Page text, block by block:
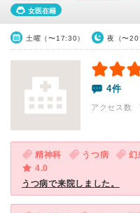
女医在籍
土曜（〜17:30） 夜（〜
4件
アクセス数
精神科 うつ病
幻
4.0
うつ病で来院しました。